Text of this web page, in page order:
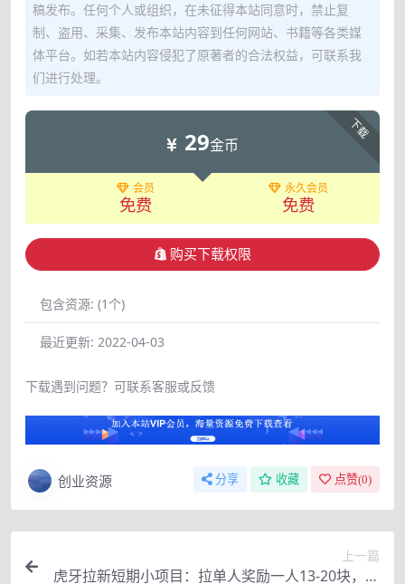
稿发布。任何个人或组织，在未征得本站同意时，禁止复
制、盗用、采集、发布本站内容到任何网站、书籍等各类媒
体平台。如若本站内容侵犯了原著者的合法权益，可联系我
们进行处理。
下载
29金币
会员
免费
永久会员
免费
购买下载权限
包含资源: (1个)
最近更新: 2022-04-03
下载遇到问题？可联系客服或反馈
创业资源 分享 收藏 点赞(0)
上一篇
虎牙拉新短期小项目：拉单人奖励一人13-20块，能